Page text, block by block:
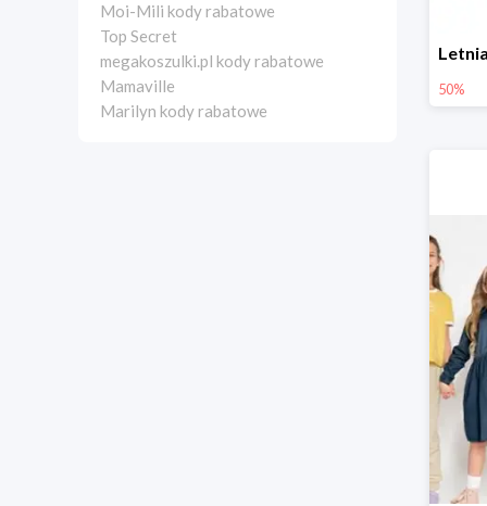
Moi-Mili kody rabatowe
Top Secret
megakoszulki.pl kody rabatowe
Mamaville
Marilyn kody rabatowe
50%